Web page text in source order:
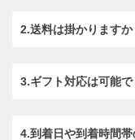
2.送料は掛かりますか
3.ギフト対応は可能で
4.到着日や到着時間